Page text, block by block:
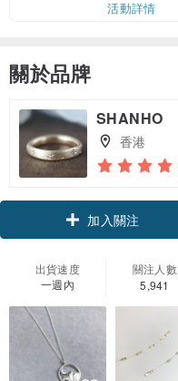
活動詳情
關於品牌
SHANHO
香港
加入關注
出貨速度
一週內
關注人數
5,941